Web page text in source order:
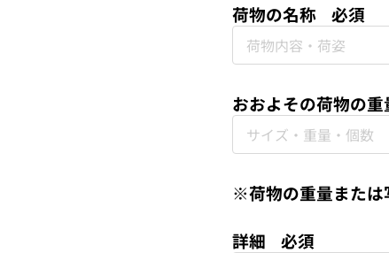
荷物の名称 必須
おおよその荷物の重
※荷物の重量または
詳細
必須